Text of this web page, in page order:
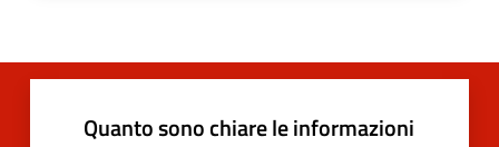
Quanto sono chiare le informazioni